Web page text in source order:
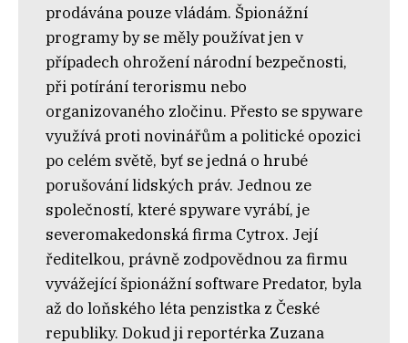
prodávána pouze vládám. Špionážní
programy by se měly používat jen v
případech ohrožení národní bezpečnosti,
při potírání terorismu nebo
organizovaného zločinu. Přesto se spyware
využívá proti novinářům a politické opozici
po celém světě, byť se jedná o hrubé
porušování lidských práv. Jednou ze
společností, které spyware vyrábí, je
severomakedonská firma Cytrox. Její
ředitelkou, právně zodpovědnou za firmu
vyvážející špionážní software Predator, byla
až do loňského léta penzistka z České
republiky. Dokud ji reportérka Zuzana